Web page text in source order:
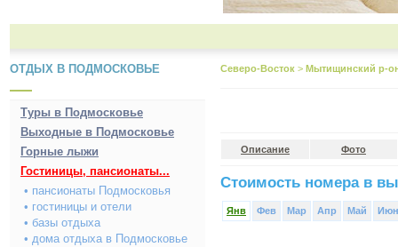
ОТДЫХ В ПОДМОСКОВЬЕ
Туры в Подмосковье
Выходные в Подмосковье
Горные лыжи
Гостиницы, пансионаты...
• пансионаты Подмосковья
• гостиницы и отели
• базы отдыха
• дома отдыха в Подмосковье
Северо-Восток > Мытищинский р-
Описание Фото
Стоимость номера в
Янв Фев Мар Апр Май Июн